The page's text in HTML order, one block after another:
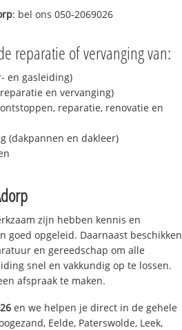
: bel ons 050-2069026
reparatie of vervanging van:
en gasleiding)
en vervanging)
reparatie, renovatie en
(dakpannen en dakleer)
zijn hebben kennis en
goed opgeleid. Daarnaast beschikken
en gereedschap om alle
snel en vakkundig op te lossen.
afspraak te maken.
en we helpen je direct in de gehele
Eelde, Paterswolde, Leek,